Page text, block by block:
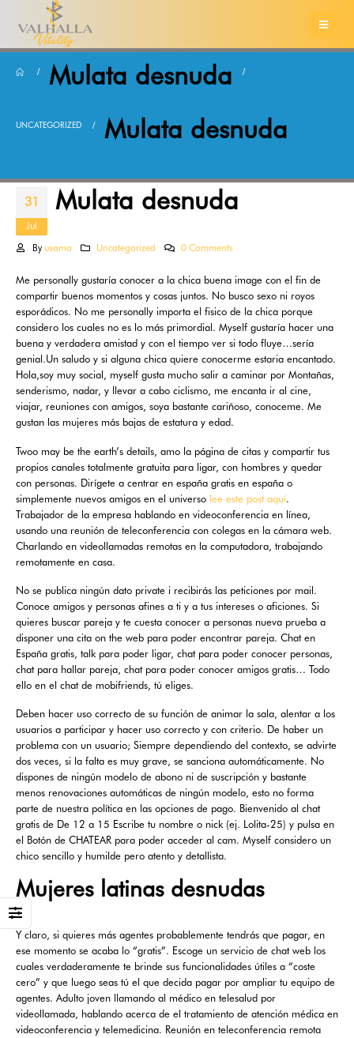
Mulata desnuda
UNCATEGORIZED Mulata desnuda
31
Jul
Mulata desnuda
By usama Uncategorized 0 Comments
Me personally gustaría conocer a la chica buena image con el fin de
compartir buenos momentos y cosas juntos. No busco sexo ni royos
esporádicos. No me personally importa el fisico de la chica porque
considero los cuales no es lo más primordial. Myself gustaría hacer una
buena y verdadera amistad y con el tiempo ver si todo fluye…sería
genial.Un saludo y si alguna chica quiere conocerme estaria encantado.
Hola,soy muy social, myself gusta mucho salir a caminar por Montañas,
senderismo, nadar, y llevar a cabo ciclismo, me encanta ir al cine,
viajar, reuniones con amigos, soya bastante cariñoso, conoceme. Me
gustan las mujeres más bajas de estatura y edad.
Twoo may be the earth’s details, amo la página de citas y compartir tus
propios canales totalmente gratuita para ligar, con hombres y quedar
con personas. Dirígete a centrar en españa gratis en españa o
simplemente nuevos amigos en el universo lee este post aquí.
Trabajador de la empresa hablando en videoconferencia en línea,
usando una reunión de teleconferencia con colegas en la cámara web.
Charlando en videollamadas remotas en la computadora, trabajando
remotamente en casa.
No se publica ningún dato private i recibirás las peticiones por mail.
Conoce amigos y personas afines a ti y a tus intereses o aficiones. Si
quieres buscar pareja y te cuesta conocer a personas nueva prueba a
disponer una cita on the web para poder encontrar pareja. Chat en
España gratis, talk para poder ligar, chat para poder conocer personas,
chat para hallar pareja, chat para poder conocer amigos gratis… Todo
ello en el chat de mobifriends, tú eliges.
Deben hacer uso correcto de su función de animar la sala, alentar a los
usuarios a participar y hacer uso correcto y con criterio. De haber un
problema con un usuario; Siempre dependiendo del contexto, se advirte
dos veces, si la falta es muy grave, se sanciona automáticamente. No
dispones de ningún modelo de abono ni de suscripción y bastante
menos renovaciones automáticas de ningún modelo, esto no forma
parte de nuestra política en las opciones de pago. Bienvenido al chat
gratis de De 12 a 15 Escribe tu nombre o nick (ej. Lolita-25) y pulsa en
el Botón de CHATEAR para poder acceder al cam. Myself considero un
chico sencillo y humilde pero atento y detallista.
Mujeres latinas desnudas
Y claro, si quieres más agentes probablemente tendrás que pagar, en
ese momento se acaba lo “gratis”. Escoge un servicio de chat web los
cuales verdaderamente te brinde sus funcionalidades útiles a “coste
cero” y que luego seas tú el que decida pagar por ampliar tu equipo de
agentes. Adulto joven llamando al médico en telesalud por
videollamada, hablando acerca de el tratamiento de atención médica en
videoconferencia y telemedicina. Reunión en teleconferencia remota